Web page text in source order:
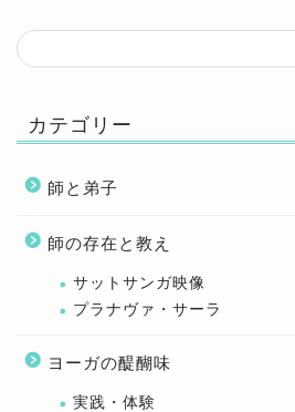
カテゴリー
師と弟子
師の存在と教え
サットサンガ映像
プラナヴァ・サーラ
ヨーガの醍醐味
実践・体験